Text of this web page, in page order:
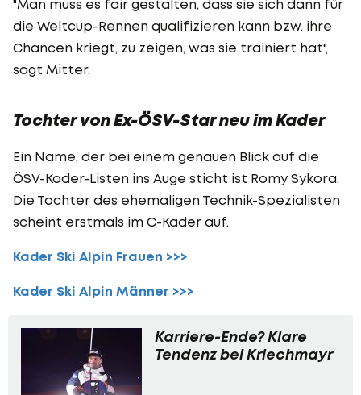
"Man muss es fair gestalten, dass sie sich dann für
die Weltcup-Rennen qualifizieren kann bzw. ihre
Chancen kriegt, zu zeigen, was sie trainiert hat",
sagt Mitter.
Tochter von Ex-ÖSV-Star neu im Kader
Ein Name, der bei einem genauen Blick auf die
ÖSV-Kader-Listen ins Auge sticht ist Romy Sykora.
Die Tochter des ehemaligen Technik-Spezialisten
scheint erstmals im C-Kader auf.
Kader Ski Alpin Frauen >>>
Kader Ski Alpin Männer >>>
Karriere-Ende? Klare
Tendenz bei Kriechmayr